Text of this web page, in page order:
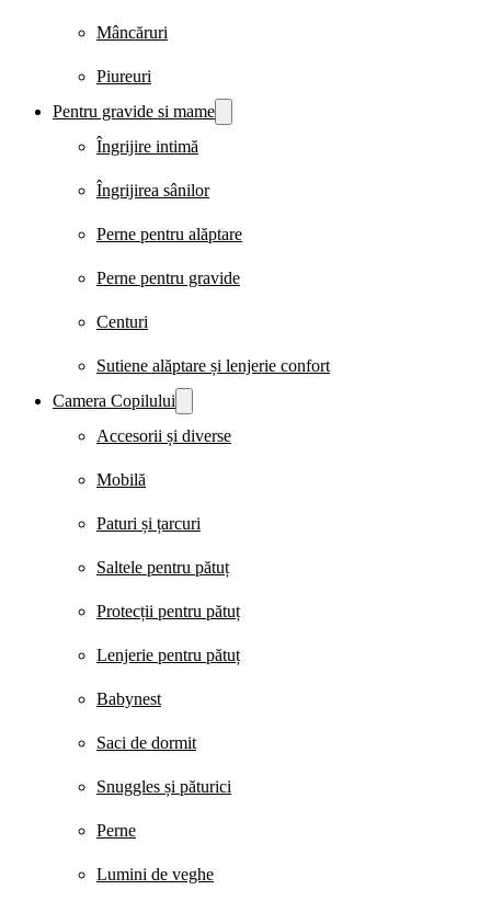
Mâncăruri
Piureuri
Pentru gravide si mame
Îngrijire intimă
Îngrijirea sânilor
Perne pentru alăptare
Perne pentru gravide
Centuri
Sutiene alăptare și lenjerie confort
Camera Copilului
Accesorii și diverse
Mobilă
Paturi și țarcuri
Saltele pentru pătuț
Protecții pentru pătuț
Lenjerie pentru pătuț
Babynest
Saci de dormit
Snuggles și păturici
Perne
Lumini de veghe